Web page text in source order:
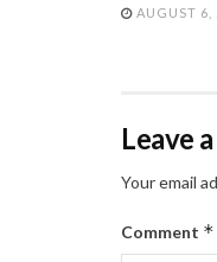
AUGUST 6,
Leave
Your email
Comment *